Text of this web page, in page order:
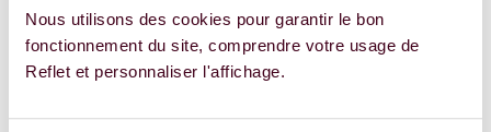
Nous utilisons des cookies pour garantir le bon
fonctionnement du site, comprendre votre usage de
Reflet et personnaliser l'affichage.
REJOIGNEZ NOS EXPERT.E.S